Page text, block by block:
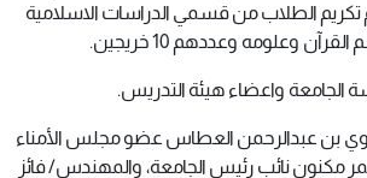
تكريم الطلاب من قسمي الدراسات الاسلامية
الجامعة واعضاء هيئة التدريس.
بن عبدالرحمن العطاس عضو مجلس الأمناء
مكنون نائب رئيس الجامعة، والمهندس/ فائز